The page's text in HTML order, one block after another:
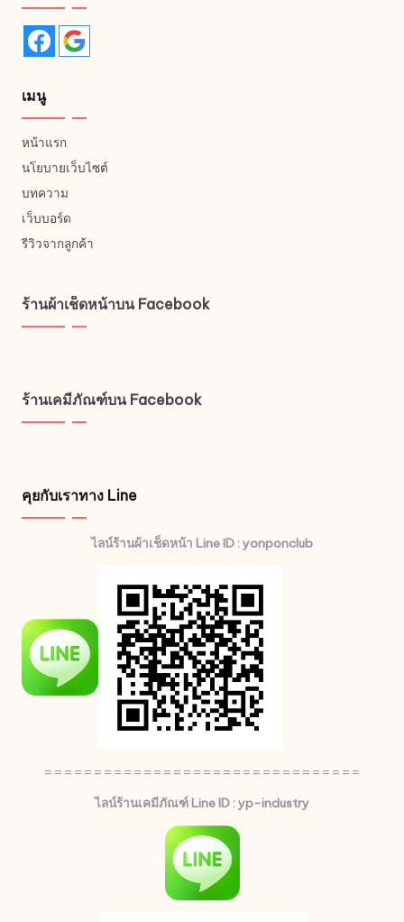
เมนู
หน้าแรก
นโยบายเว็บไซต์
บทความ
เว็บบอร์ด
รีวิวจากลูกค้า
ร้านผ้าเช็ดหน้าบน Facebook
ร้านเคมีภัณฑ์บน Facebook
คุยกับเราทาง Line
ไลน์ร้านผ้าเช็ดหน้า Line ID : yonponclub
================================
ไลน์ร้านเคมีภัณฑ์ Line ID : yp-industry